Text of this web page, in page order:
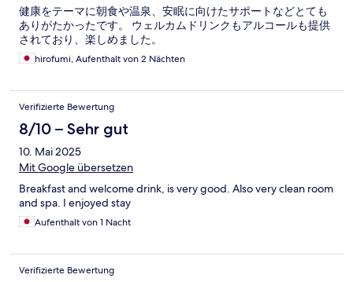
健康をテーマに朝食や温泉、安眠に向けたサポートなどとても
ありがたかったです。 ウェルカムドリンクもアルコールも提供
されており、楽しめました。
hirofumi, Aufenthalt von 2 Nächten
Verifizierte Bewertung
8/10 – Sehr gut
10. Mai 2025
Mit Google übersetzen
Breakfast and welcome drink, is very good. Also very clean room
and spa. I enjoyed stay
Aufenthalt von 1 Nacht
Verifizierte Bewertung